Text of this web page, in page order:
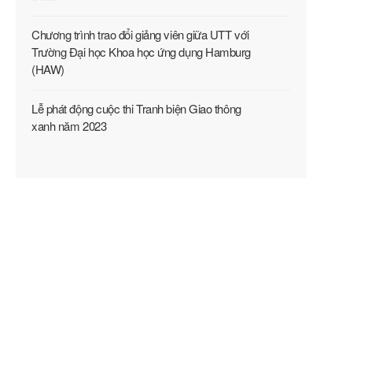
Chương trình trao đổi giảng viên giữa UTT với
Trường Đại học Khoa học ứng dụng Hamburg
(HAW)
Lễ phát động cuộc thi Tranh biện Giao thông
xanh năm 2023